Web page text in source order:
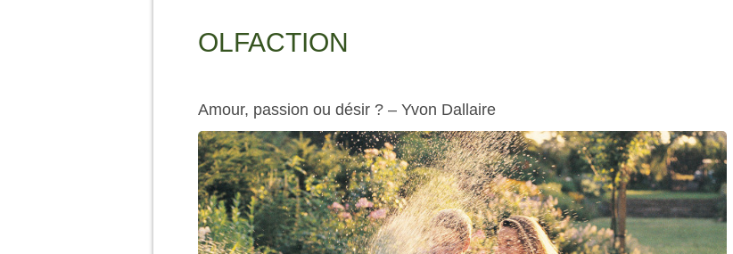
OLFACTION
Amour, passion ou désir ? – Yvon Dallaire